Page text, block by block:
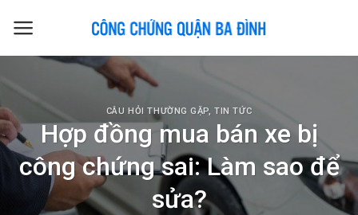
CÂU HỎI THƯỜNG GẶP,TIN TỨC
Hợp đồng mua bán xe bị
công chứng sai: Làm sao để
sửa?